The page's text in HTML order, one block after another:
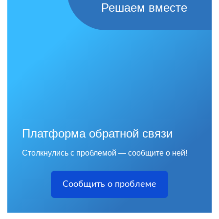
Решаем вместе
Платформа обратной связи
Столкнулись с проблемой — сообщите о ней!
Сообщить о проблеме